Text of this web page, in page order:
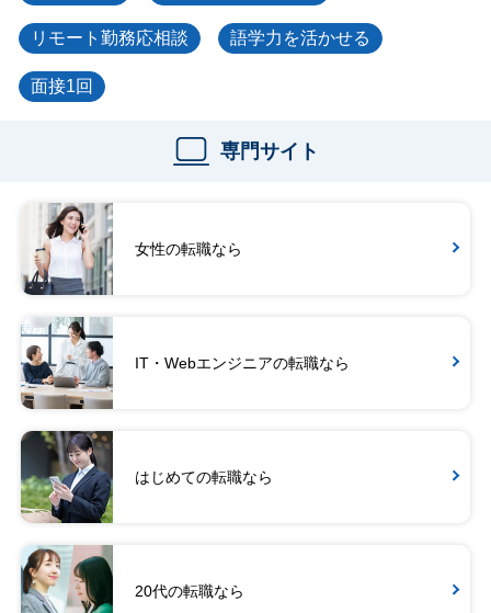
リモート勤務応相談 語学力を活かせる
面接1回
専門サイト
女性の転職なら
IT・Webエンジニアの転職なら
はじめての転職なら
20代の転職なら